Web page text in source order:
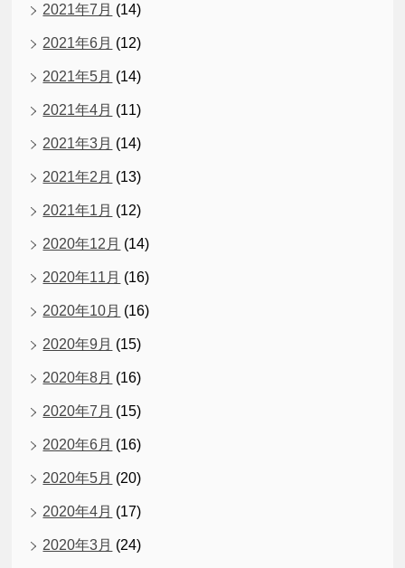
2021年7月 (14)
2021年6月 (12)
2021年5月 (14)
2021年4月 (11)
2021年3月 (14)
2021年2月 (13)
2021年1月 (12)
2020年12月 (14)
2020年11月 (16)
2020年10月 (16)
2020年9月 (15)
2020年8月 (16)
2020年7月 (15)
2020年6月 (16)
2020年5月 (20)
2020年4月 (17)
2020年3月 (24)